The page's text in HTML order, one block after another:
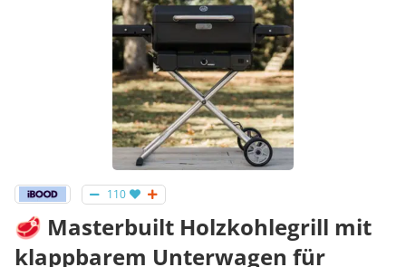
110
🥩 Masterbuilt Holzkohlegrill mit
klappbarem Unterwagen für